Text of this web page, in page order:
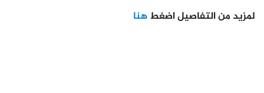
لمزيد من التفاصيل اضغط هنا